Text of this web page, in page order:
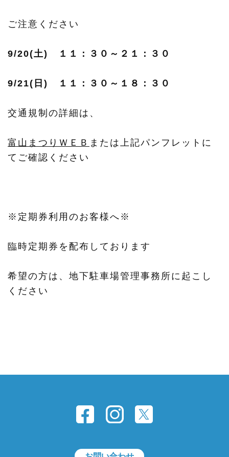
ご注意ください
9/20(土) １１：３０～２１：３０
9/21(日) １１：３０～１８：３０
交通規制の詳細は、
富山まつりＷＥＢ または上記パンフレットに
てご確認ください
※定期券利用のお客様へ※
臨時定期券を配布しております
希望の方は、地下駐車場管理事務所に起こし
ください